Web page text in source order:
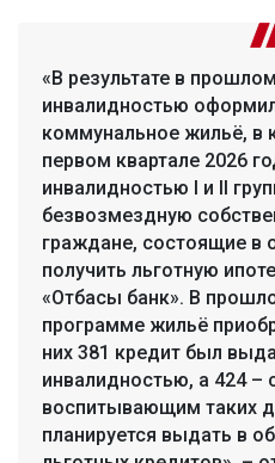
«В результате в
инвалидностью
коммунальное жильё, в
первом квартале 2026
инвалидностью I и II
безвозмездную
граждане, состоящие в
получить льготную
«Отбасы банк». В
программе жильё
них 381 кредит был
инвалидностью, а 424 –
воспитывающим таких
планируется выдать в